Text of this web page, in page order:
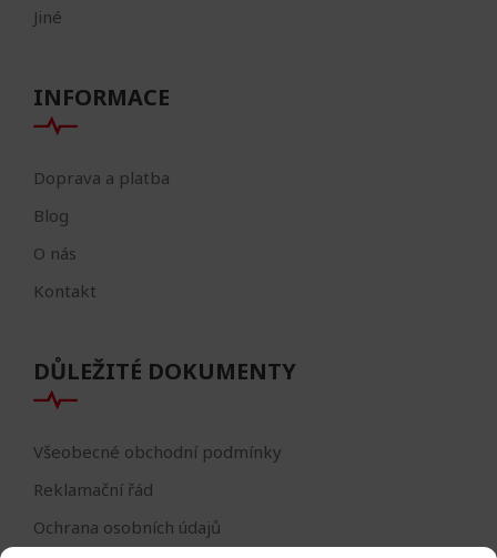
Jiné
INFORMACE
Doprava a platba
Blog
O nás
Kontakt
DŮLEŽITÉ DOKUMENTY
Všeobecné obchodní podmínky
Reklamační řád
Ochrana osobních údajů